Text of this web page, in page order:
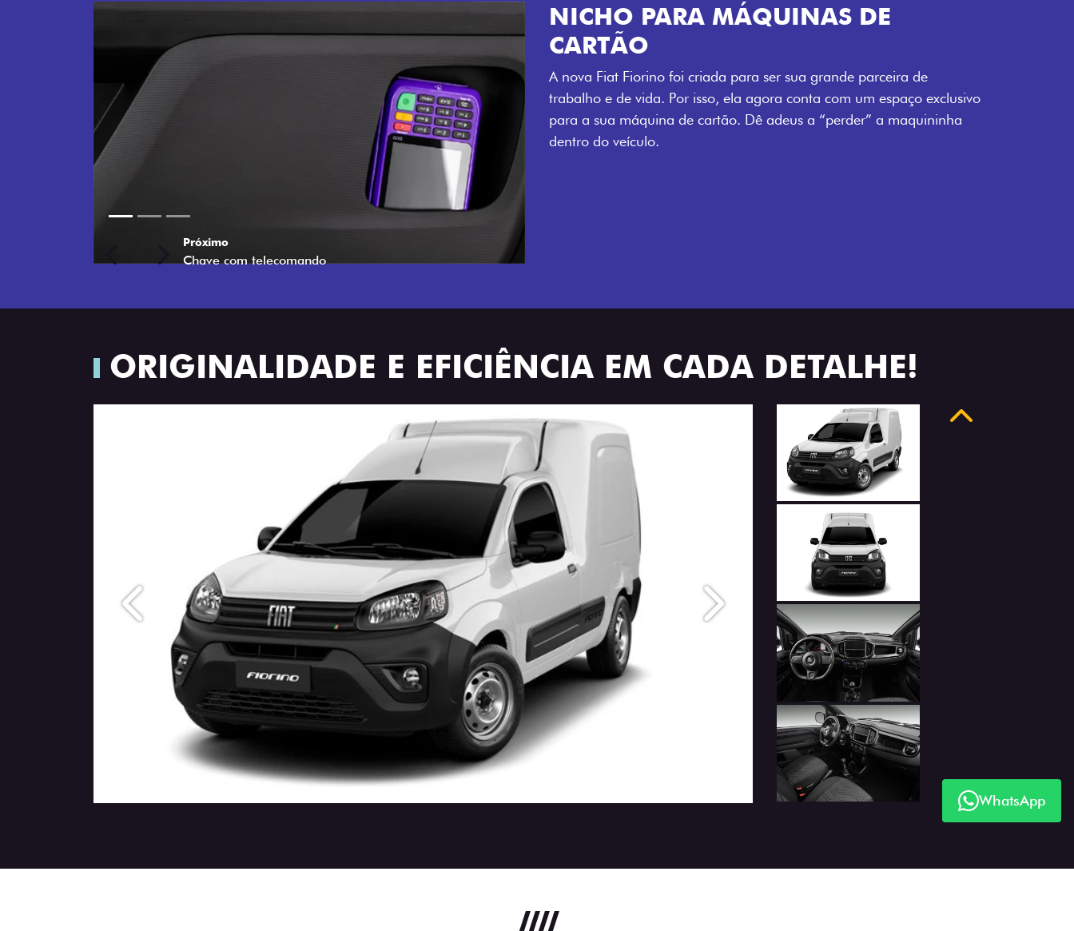
CHAVE COM TELECOMANDO
Agora, a chave da sua nova Fiorino pode abrir o veículo também à
distância, e não mais somente pela fechadura. São detalhes como
esse que trazem ainda mais fluidez para o seu dia de trabalho.
PreviousNext
ORIGINALIDADE E EFICIÊNCIA EM CADA DETALHE!
Anterior
Próximo
WhatsApp